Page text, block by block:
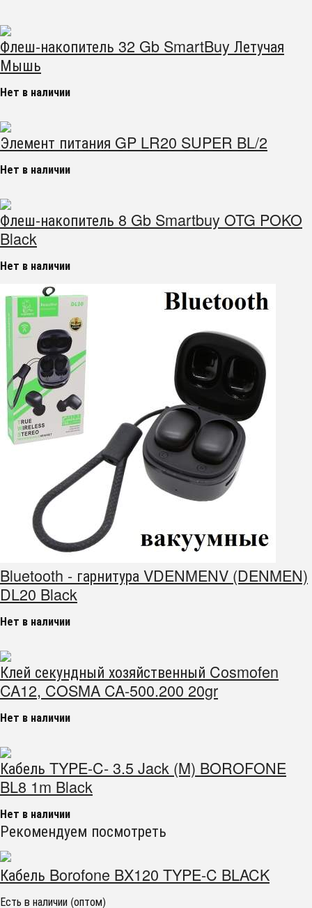
Флеш-накопитель 32 Gb SmartBuy Летучая
Мышь
Нет в наличии
Элемент питания GP LR20 SUPER BL/2
Нет в наличии
Флеш-накопитель 8 Gb Smartbuy OTG POKO
Black
Нет в наличии
Bluetooth - гарнитура VDENMENV (DENMEN)
DL20 Black
Нет в наличии
Клей секундный хозяйственный Cosmofen
CA12, COSMA CA-500.200 20gr
Нет в наличии
Кабель TYPE-C- 3.5 Jack (M) BOROFONE
BL8 1m Black
Нет в наличии
Рекомендуем посмотреть
Кабель Borofone BX120 TYPE-C BLACK
Есть в наличии (оптом)